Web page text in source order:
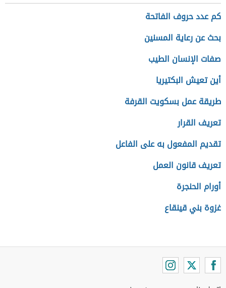
كم عدد حروف الفاتحة
بحث عن رعاية المسنين
صفات الإنسان الطيب
أين تعيش البكتيريا
طريقة عمل بسكويت القرفة
تعريف القرار
تقديم المفعول به على الفاعل
تعريف قانون العمل
أورام الحنجرة
غزوة بني قينقاع